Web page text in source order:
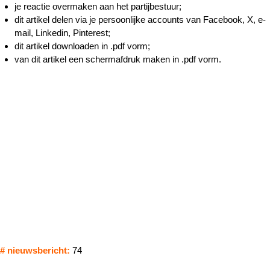
je reactie overmaken aan het partijbestuur;
dit artikel delen via je persoonlijke accounts van Facebook, X, e-
mail, Linkedin, Pinterest;
dit artikel downloaden in .pdf vorm;
van dit artikel een schermafdruk maken in .pdf vorm.
# nieuwsbericht: 74